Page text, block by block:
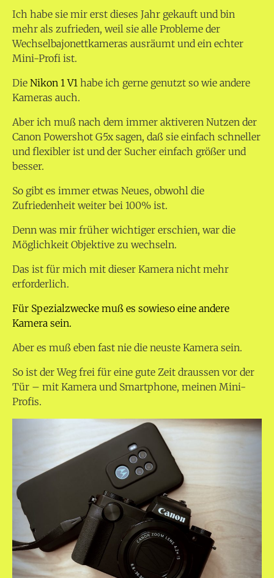
Ich habe sie mir erst dieses Jahr gekauft und bin
mehr als zufrieden, weil sie alle Probleme der
Wechselbajonettkameras ausräumt und ein echter
Mini-Profi ist.
Die Nikon 1 V1 habe ich gerne genutzt so wie andere
Kameras auch.
Aber ich muß nach dem immer aktiveren Nutzen der
Canon Powershot G5x sagen, daß sie einfach schneller
und flexibler ist und der Sucher einfach größer und
besser.
So gibt es immer etwas Neues, obwohl die
Zufriedenheit weiter bei 100% ist.
Denn was mir früher wichtiger erschien, war die
Möglichkeit Objektive zu wechseln.
Das ist für mich mit dieser Kamera nicht mehr
erforderlich.
Für Spezialzwecke muß es sowieso eine andere
Kamera sein.
Aber es muß eben fast nie die neuste Kamera sein.
So ist der Weg frei für eine gute Zeit draussen vor der
Tür – mit Kamera und Smartphone, meinen Mini-
Profis.